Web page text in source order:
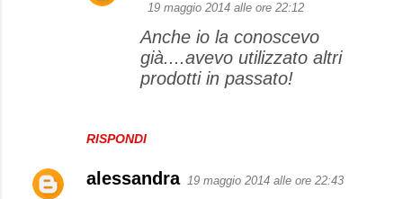
RISPONDI
19 maggio 2014 alle ore 22:12
Anche io la conoscevo
già....avevo utilizzato altri
prodotti in passato!
alessandra 19 maggio 2014 alle ore 22:43